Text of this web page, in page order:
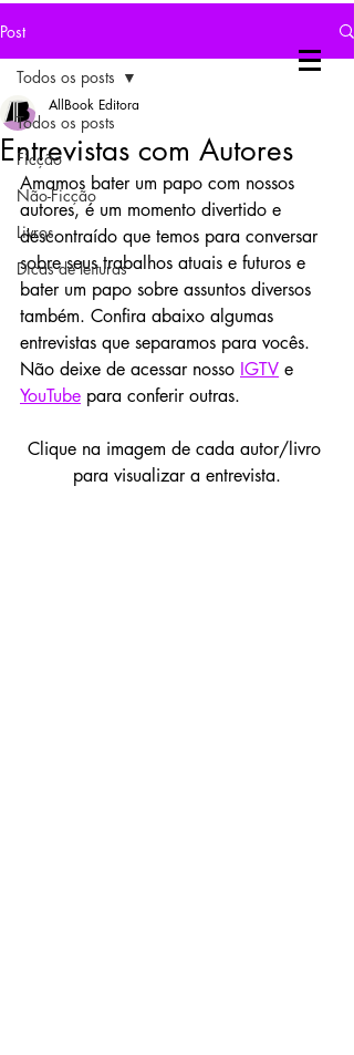
Post
Todos os posts
Ficção
Não-Ficção
Livros
Dicas de leituras
Todos os posts
Entrevistas com Autores
AllBook Editora
Amamos bater um papo com nossos
autores, é um momento divertido e
descontraído que temos para conversar
sobre seus trabalhos atuais e futuros e
bater um papo sobre assuntos diversos
também. Confira abaixo algumas
entrevistas que separamos para vocês.
Não deixe de acessar nosso IGTV e
YouTube para conferir outras.
Clique na imagem de cada autor/livro
para visualizar a entrevista.